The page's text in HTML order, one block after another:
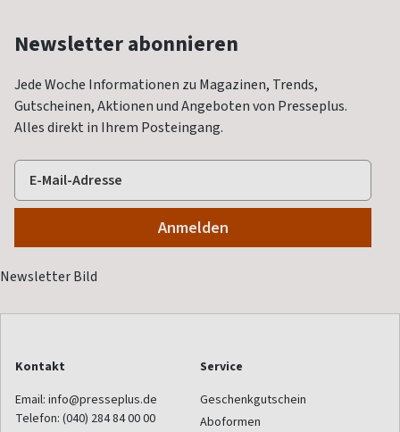
Newsletter abonnieren
Jede Woche Informationen zu Magazinen, Trends,
Gutscheinen, Aktionen und Angeboten von Presseplus.
Alles direkt in Ihrem Posteingang.
Kontakt
Email: info@presseplus.de
Telefon: (040) 284 84 00 00
Service
Geschenkgutschein
Aboformen